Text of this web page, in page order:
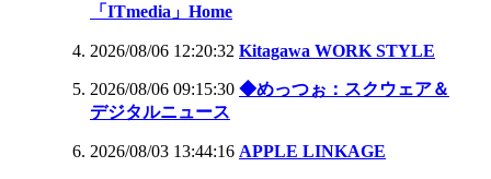
「ITmedia」Home
2026/08/06 12:20:32 Kitagawa WORK STYLE
2026/08/06 09:15:30 ◆めっつぉ：スクウェア＆
デジタルニュース
2026/08/03 13:44:16 APPLE LINKAGE